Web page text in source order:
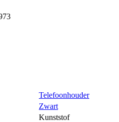
Telefoonhouder
Zwart
Kunststof